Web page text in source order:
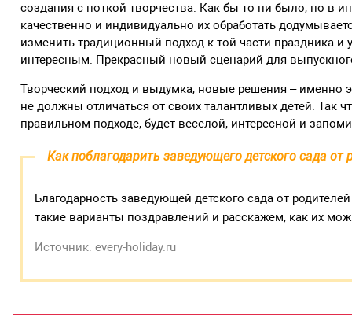
создания с ноткой творчества. Как бы то ни было, но в
качественно и индивидуально их обработать
изменить традиционный подход к той части праздника
интересным. Прекрасный новый сценарий для
Творческий подход и выдумка, новые решения – именно
не должны отличаться от своих талантливых детей. Так
правильном подходе, будет веселой, интересной и
Как поблагодарить заведующего детского сада от
Благодарность заведующей детского сада от
такие варианты поздравлений и расскажем, как их
Источник: every-holiday.ru